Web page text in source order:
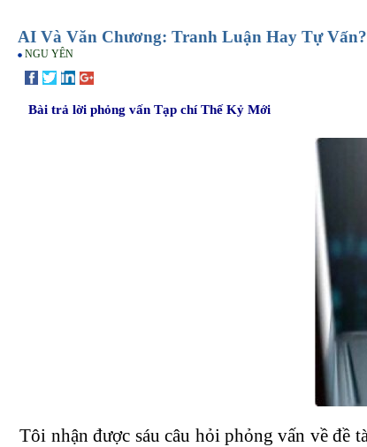
AI Và Văn Chương: Tranh Luận Hay Tự Vấn?
NGU YÊN
Bài trả lời phỏng vấn Tạp chí Thế Kỷ Mới
Tôi nhận được sáu câu hỏi phỏng vấn về đề